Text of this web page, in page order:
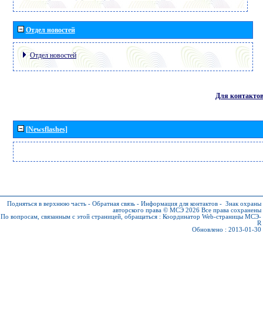
Отдел новостей
Отдел новостей
Для контактов
[Newsflashes]
Подняться в верхнюю часть - Обратная связь - Информация для контактов - Знак охраны
авторского права © МСЭ 2026 Все права сохранены
По вопросам, связанным с этой страницей, обращаться : Координатор Web-страницы МСЭ-
R
Обновлено : 2013-01-30